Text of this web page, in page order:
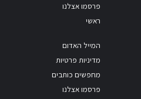
פרסמו אצלנו
ראשי
המייל האדום
מדיניות פרטיות
מחפשים כותבים
פרסמו אצלנו